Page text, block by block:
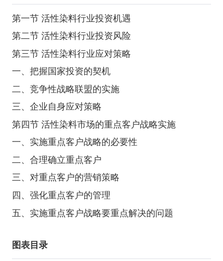
第一节 活性染料行业投资机遇
第二节 活性染料行业投资风险
第三节 活性染料行业应对策略
一、把握国家投资的契机
二、竞争性战略联盟的实施
三、企业自身应对策略
第四节 活性染料市场的重点客户战略实施
一、实施重点客户战略的必要性
二、合理确立重点客户
三、对重点客户的营销策略
四、强化重点客户的管理
五、实施重点客户战略要重点解决的问题
图表目录